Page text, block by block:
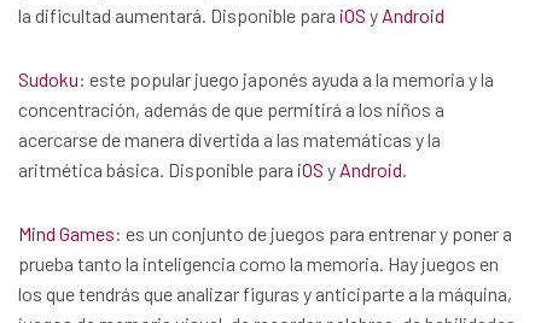
la dificultad aumentará. Disponible para iOS y Android
Sudoku: este popular juego japonés ayuda a la memoria y la
concentración, además de que permitirá a los niños a
acercarse de manera divertida a las matemáticas y la
aritmética básica. Disponible para iOS y Android.
Mind Games: es un conjunto de juegos para entrenar y poner a
prueba tanto la inteligencia como la memoria. Hay juegos en
los que tendrás que analizar figuras y anticiparte a la máquina,